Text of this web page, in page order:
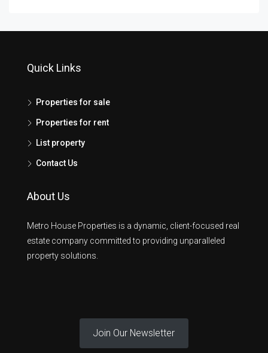
Quick Links
Properties for sale
Properties for rent
List property
Contact Us
About Us
Metro House Properties is a dynamic, client-focused real
estate company committed to providing unparalleled
property solutions.
Join Our Newsletter